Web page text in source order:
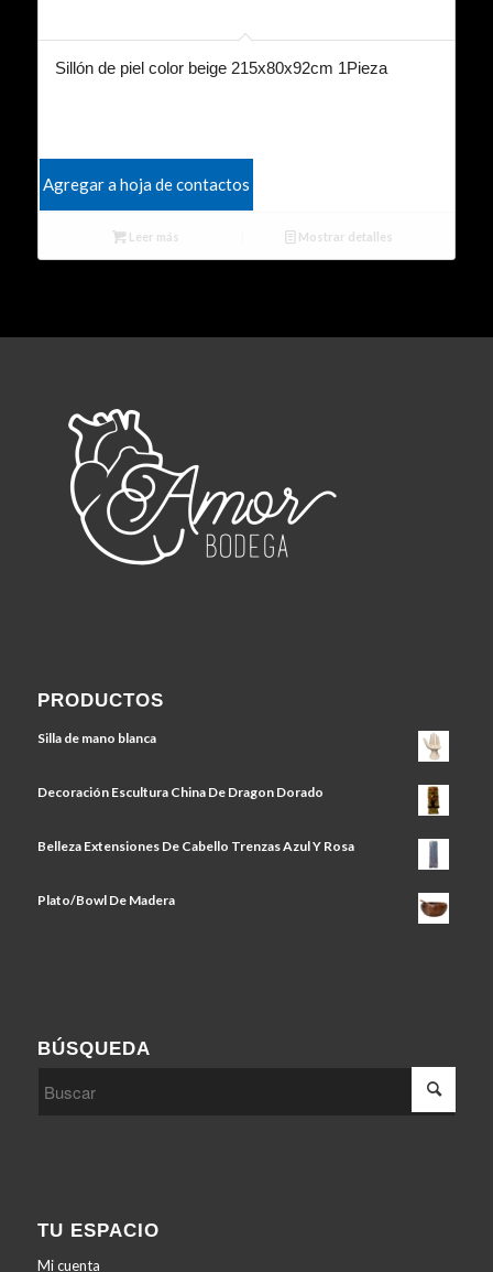
Sillón de piel color beige 215x80x92cm 1Pieza
Agregar a hoja de contactos
Leer más Mostrar detalles
PRODUCTOS
Silla de mano blanca
Decoración Escultura China De Dragon Dorado
Belleza Extensiones De Cabello Trenzas Azul Y Rosa
Plato/Bowl De Madera
BÚSQUEDA
TU ESPACIO
Mi cuenta